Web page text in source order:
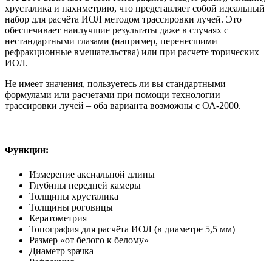
хрусталика и пахиметрию, что представляет собой идеальный
набор для расчёта ИОЛ методом трассировки лучей. Это
обеспечивает наилучшие результаты даже в случаях с
нестандартными глазами (например, перенесшими
рефракционные вмешательства) или при расчете торических
ИОЛ.
Не имеет значения, пользуетесь ли вы стандартными
формулами или расчетами при помощи технологии
трассировки лучей – оба варианта возможны с ОА-2000.
Функции:
Измерение аксиальной длины
Глубины передней камеры
Толщины хрусталика
Толщины роговицы
Кератометрия
Топография для расчёта ИОЛ (в диаметре 5,5 мм)
Размер «от белого к белому»
Диаметр зрачка